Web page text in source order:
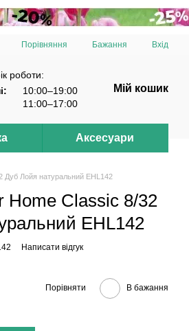
Порівняння Бажання Вхід
роботи:
10:00–19:00
11:00–17:00
Мій кошик
Аксесуари
Дуб Лойя натуральний EHL142
Home Classic 8/32
EHL142
Написати відгук
Порівняти В бажання